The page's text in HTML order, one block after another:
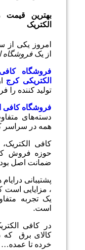
بهترین
الکتریک
امروز یکی از
از یک فروشگاه
فروشگاه
الکتریکی کرج
تولید کننده را
فروشگاه کافی
دسته‌های
همه در سراسر
کافی
حوزه فروش
ضمانت اصل
پشتیبانی
، مزایایی است
یک تجربه
است.
در کافی
کالای برق که
خرده تا عمده…